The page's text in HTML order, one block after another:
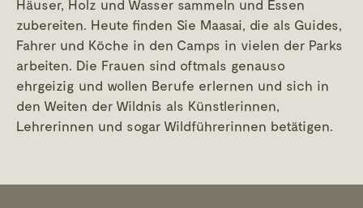
Häuser, Holz und Wasser sammeln und Essen
zubereiten. Heute finden Sie Maasai, die als Guides,
Fahrer und Köche in den Camps in vielen der Parks
arbeiten. Die Frauen sind oftmals genauso
ehrgeizig und wollen Berufe erlernen und sich in
den Weiten der Wildnis als Künstlerinnen,
Lehrerinnen und sogar Wildführerinnen betätigen.